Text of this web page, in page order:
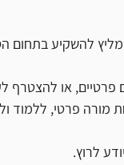
להשקיע בתחום
או להצטרף
מורה פרטי, ללמוד
לרוץ.